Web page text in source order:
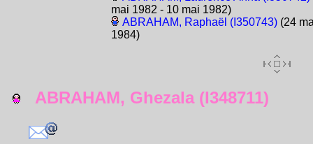
mai 1982 - 10 mai 1982)
ABRAHAM, Raphaël (I350743)(24
1984)
ABRAHAM, Ghezala (I348711)